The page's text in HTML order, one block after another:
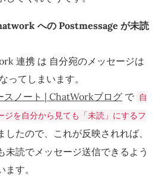
への Postmessage が未読
連携 は 自分宛のメッセージは
ってしまいます。
スノート | ChatWorkブログ で
自
ジを自分から見ても「未読」にするフ
したので、これが反映されれば、
未読でメッセージ送信できるよう
す。